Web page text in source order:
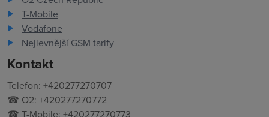
T-Mobile
Vodafone
Nejlevnější GSM tarify
Kontakt
Telefon: +420277270707
☎ O2: +420277270772
☎ T-Mobile: +420277270773